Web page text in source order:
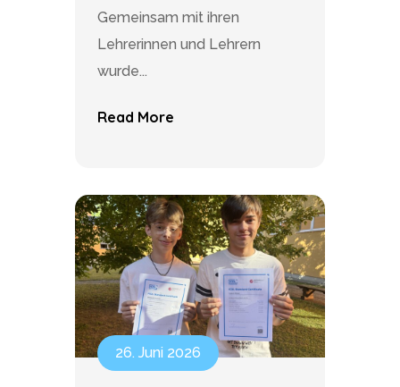
Gemeinsam mit ihren
Lehrerinnen und Lehrern
wurde...
Read More
26. Juni 2026